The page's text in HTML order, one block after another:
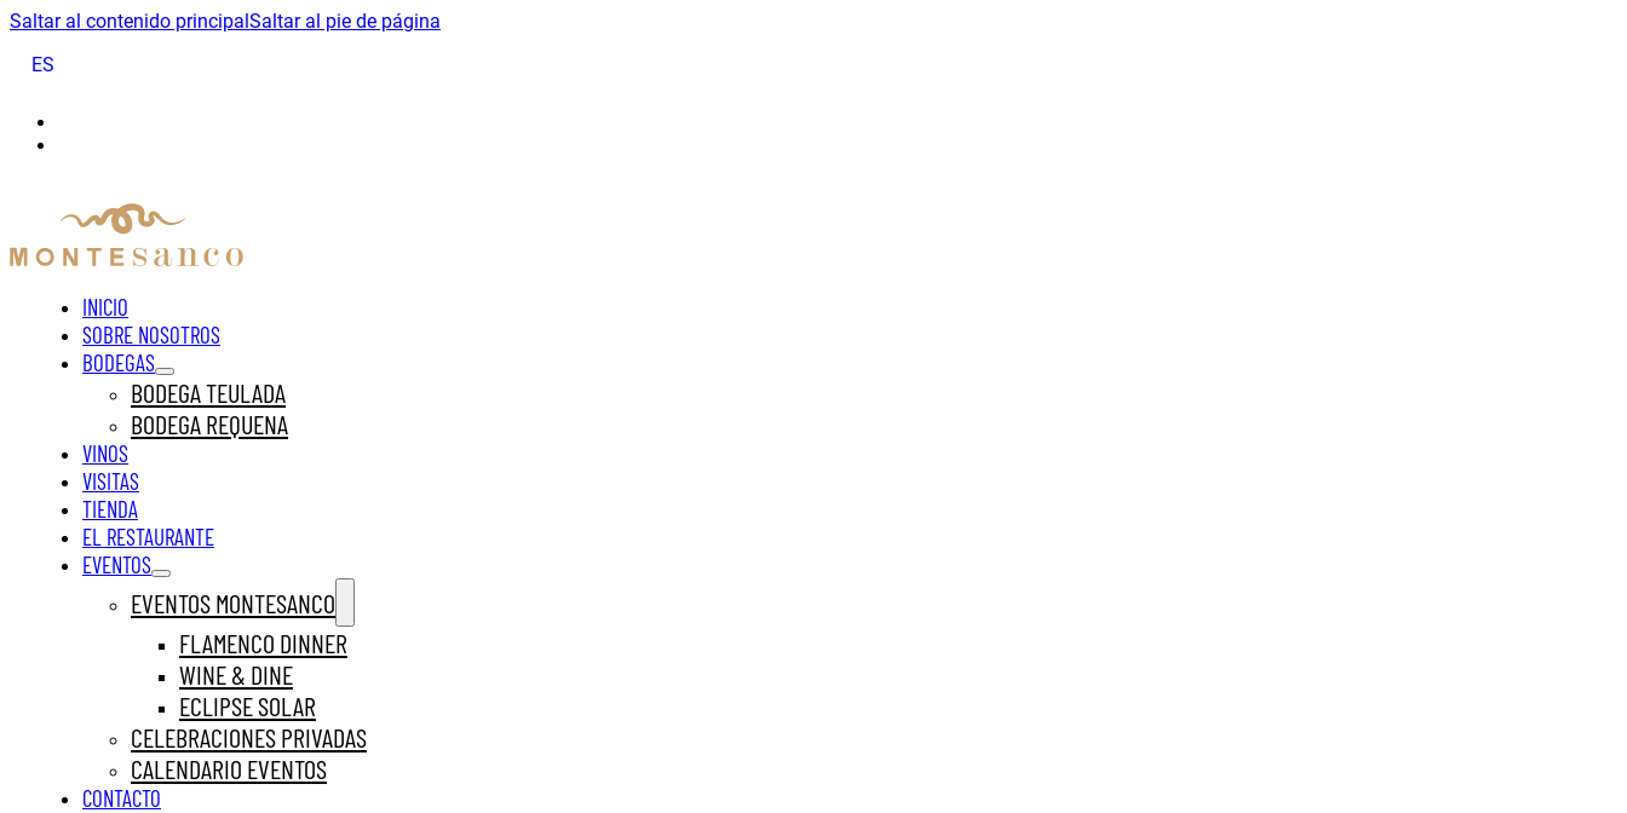
Saltar al contenido principalSaltar al pie de página
ES
INICIO
SOBRE NOSOTROS
BODEGAS
BODEGA TEULADA
BODEGA REQUENA
VINOS
VISITAS
TIENDA
EL RESTAURANTE
EVENTOS
EVENTOS MONTESANCO
FLAMENCO DINNER
WINE & DINE
ECLIPSE SOLAR
CELEBRACIONES PRIVADAS
CALENDARIO EVENTOS
CONTACTO